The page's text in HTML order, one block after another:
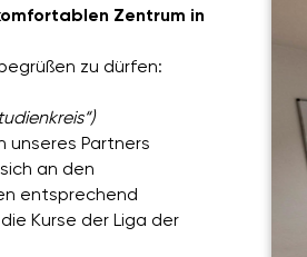
Zentrum in
zu dürfen:
unseres Partners
an den
entsprechend
Kurse der Liga der